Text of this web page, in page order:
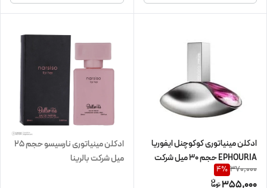
ادکلن مینیاتوری کوکوچنل ایفوریا
EPHOURIA حجم 30 میل شرکت
بالرینا
370,000
4%
355,000
ادکلن مینیاتوری نارسیسو حجم 25
میل شرکت بالرینا